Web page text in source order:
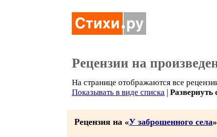
Рецензии на
На странице отображаются все
Показывать в виде списка |
Рецензия на «У заброшенного села